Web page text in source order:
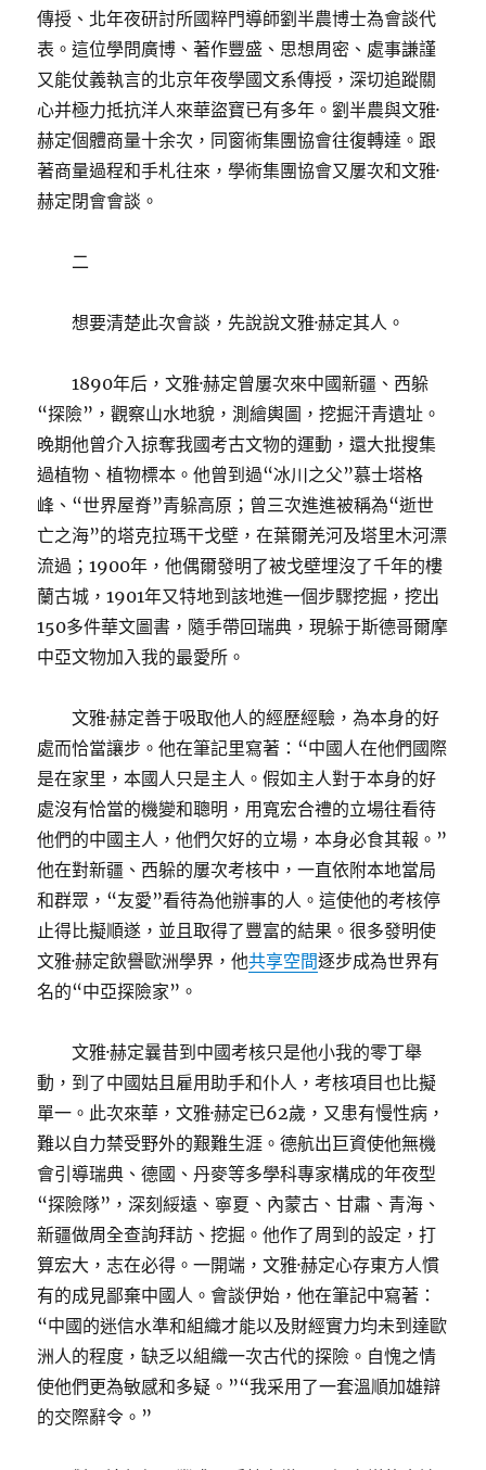
傳授、北年夜研討所國粹門導師劉半農博士為會談代
表。這位學問廣博、著作豐盛、思想周密、處事謙謹
又能仗義執言的北京年夜學國文系傳授，深切追蹤關
心并極力抵抗洋人來華盜寶已有多年。劉半農與文雅·
赫定個體商量十余次，同窗術集團協會往復轉達。跟
著商量過程和手札往來，學術集團協會又屢次和文雅·
赫定閉會會談。
二
想要清楚此次會談，先說說文雅·赫定其人。
1890年后，文雅·赫定曾屢次來中國新疆、西躲
“探險”，觀察山水地貌，測繪輿圖，挖掘汗青遺址。
晚期他曾介入掠奪我國考古文物的運動，還大批搜集
過植物、植物標本。他曾到過“冰川之父”慕士塔格
峰、“世界屋脊”青躲高原；曾三次進進被稱為“逝世
亡之海”的塔克拉瑪干戈壁，在葉爾羌河及塔里木河漂
流過；1900年，他偶爾發明了被戈壁埋沒了千年的樓
蘭古城，1901年又特地到該地進一個步驟挖掘，挖出
150多件華文圖書，隨手帶回瑞典，現躲于斯德哥爾摩
中亞文物加入我的最愛所。
文雅·赫定善于吸取他人的經歷經驗，為本身的好
處而恰當讓步。他在筆記里寫著：“中國人在他們國際
是在家里，本國人只是主人。假如主人對于本身的好
處沒有恰當的機變和聰明，用寬宏合禮的立場往看待
他們的中國主人，他們欠好的立場，本身必食其報。”
他在對新疆、西躲的屢次考核中，一直依附本地當局
和群眾，“友愛”看待為他辦事的人。這使他的考核停
止得比擬順遂，並且取得了豐富的結果。很多發明使
文雅·赫定飲譽歐洲學界，他共享空間逐步成為世界有
名的“中亞探險家”。
文雅·赫定曩昔到中國考核只是他小我的零丁舉
動，到了中國姑且雇用助手和仆人，考核項目也比擬
單一。此次來華，文雅·赫定已62歲，又患有慢性病，
難以自力禁受野外的艱難生涯。德航出巨資使他無機
會引導瑞典、德國、丹麥等多學科專家構成的年夜型
“探險隊”，深刻綏遠、寧夏、內蒙古、甘肅、青海、
新疆做周全查詢拜訪、挖掘。他作了周到的設定，打
算宏大，志在必得。一開端，文雅·赫定心存東方人慣
有的成見鄙棄中國人。會談伊始，他在筆記中寫著：
“中國的迷信水準和組織才能以及財經實力均未到達歐
洲人的程度，缺乏以組織一次古代的探險。自愧之情
使他們更為敏感和多疑。”“我采用了一套溫順加雄辯
的交際辭令。”